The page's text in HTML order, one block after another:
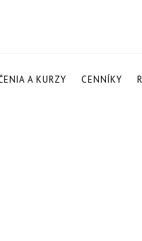
A KURZY CENNÍKY